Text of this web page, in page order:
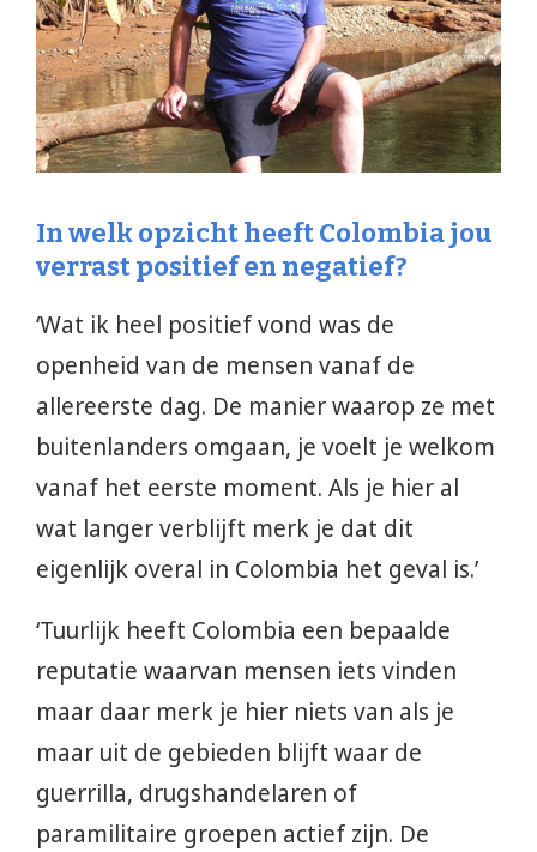
In welk opzicht heeft Colombia jou
verrast positief en negatief?
‘Wat ik heel positief vond was de
openheid van de mensen vanaf de
allereerste dag. De manier waarop ze met
buitenlanders omgaan, je voelt je welkom
vanaf het eerste moment. Als je hier al
wat langer verblijft merk je dat dit
eigenlijk overal in Colombia het geval is.’
‘Tuurlijk heeft Colombia een bepaalde
reputatie waarvan mensen iets vinden
maar daar merk je hier niets van als je
maar uit de gebieden blijft waar de
guerrilla, drugshandelaren of
paramilitaire groepen actief zijn. De